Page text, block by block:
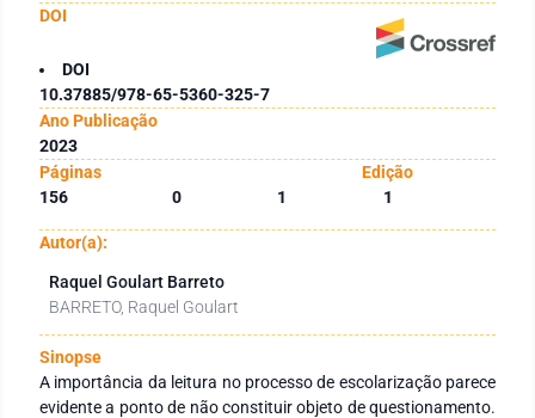
DOI
DOI
10.37885/978-65-5360-325-7
Ano Publicação
2023
Páginas
Edição
156
0 1 1
Autor(a):
Raquel Goulart Barreto
BARRETO, Raquel Goulart
Sinopse
A importância da leitura no processo de escolarização parece
evidente a ponto de não constituir objeto de questionamento.